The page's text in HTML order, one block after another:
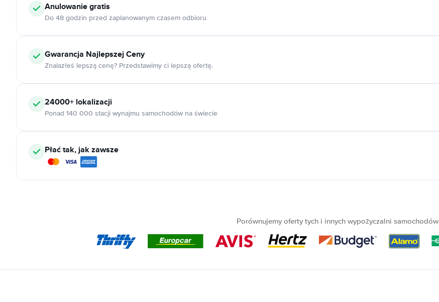
Anulowaniegratis
Do 48 godzin przed zaplanowanym czasem odbioru
Gwarancja Najlepszej Ceny
Znalazłeś lepszą cenę? Przedstawimy ci lepszą ofertę.
24000+ lokalizacji
Ponad 140 000 stacji wynajmu samochodów na świecie
Płać tak, jak zawsze
Porównujemy oferty tych i innych wypożyczalni samochodów